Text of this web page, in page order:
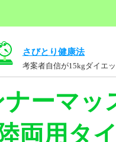
さびとり健康法
考案者自信が15kgダイエ
ナーマッ
両用タ